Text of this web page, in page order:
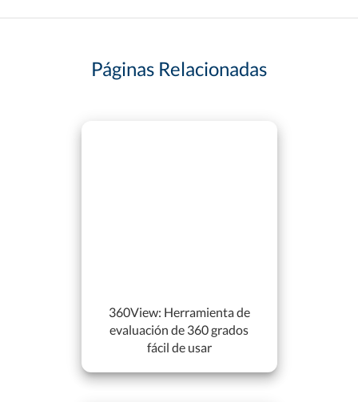
Páginas Relacionadas
360View: Herramienta de
evaluación de 360 grados
fácil de usar